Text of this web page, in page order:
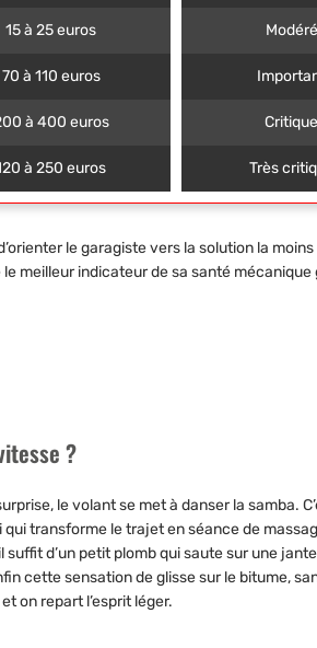
15 à 25 euros Modéré
70 à 110 euros
à 400 euros Critique
à 250 euros Très
le garagiste vers la solution la
meilleur indicateur de sa santé mécanique
?
le volant se met à danser la samba.
transforme le trajet en séance de
d’un petit plomb qui saute sur une
cette sensation de glisse sur le bitume,
on repart l’esprit léger.